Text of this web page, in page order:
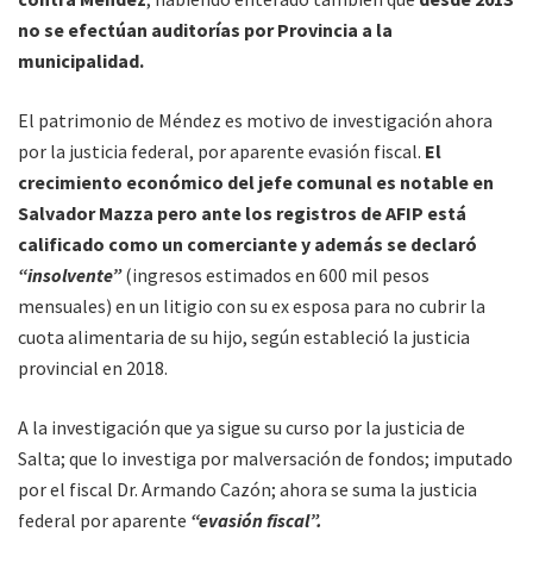
no se efectúan auditorías por Provincia a la
municipalidad.
El patrimonio de Méndez es motivo de investigación ahora
por la justicia federal, por aparente evasión fiscal. El
crecimiento económico del jefe comunal es notable en
Salvador Mazza pero ante los registros de AFIP está
calificado como un comerciante y además se declaró
“insolvente”(ingresos estimados en 600 mil pesos
mensuales) en un litigio con su ex esposa para no cubrir la
cuota alimentaria de su hijo, según estableció la justicia
provincial en 2018.
A la investigación que ya sigue su curso por la justicia de
Salta; que lo investiga por malversación de fondos; imputado
por el fiscal Dr. Armando Cazón; ahora se suma la justicia
federal por aparente “evasión fiscal”.